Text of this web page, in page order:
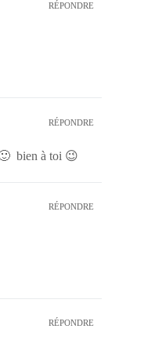
RÉPONDRE
RÉPONDRE
bien à toi 😉
RÉPONDRE
RÉPONDRE